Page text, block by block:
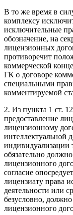
В то же время в
комплексу
исключительные
обозначение, на
лицензионных
противоречит
коммерческой
ГК о договоре
специальными
комментируемой
2. Из пункта 1 ст.
предоставление
лицензионному
интеллектуальной
индивидуализации
обязательно
лицензионного
согласие
лицензиату права
деятельности или
безусловно,
лицензионного